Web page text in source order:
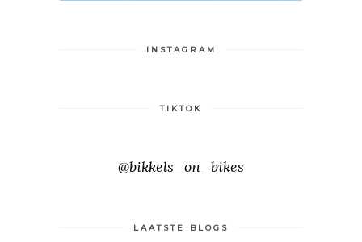
INSTAGRAM
TIKTOK
@bikkels_on_bikes
LAATSTE BLOGS